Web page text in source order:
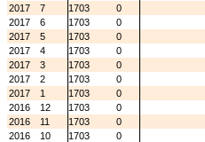
2017
7 1703
0
2017
6 1703
0
2017
5 1703
0
2017
4 1703
0
2017
3 1703
0
2017
2 1703
0
2017
1 1703
0
2016
12 1703
0
2016
11 1703
0
2016
10 1703
0